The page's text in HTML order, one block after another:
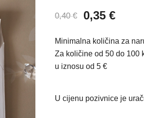
0,40€
Izvorna
cijena
bila
je:
0,40 €.
0,35 €
je:
Minimalna količina za
Za količine od 50 do 100
u iznosu od 5 €
U cijenu pozivnice je